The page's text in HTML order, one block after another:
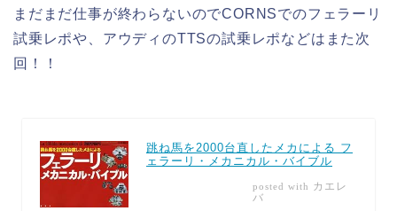
まだまだ仕事が終わらないのでCORNSでのフェラーリ
試乗レポや、アウディのTTSの試乗レポなどはまた次
回！！
跳ね馬を2000台直したメカによる フ
ェラーリ・メカニカル・バイブル
posted with カエレ
バ